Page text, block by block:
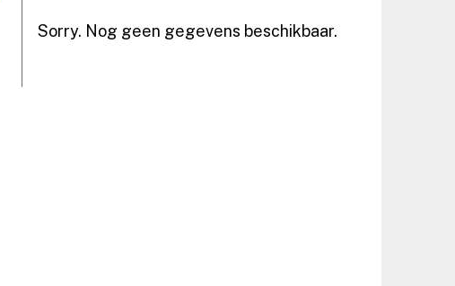
Sorry. Nog geen gegevens beschikbaar.